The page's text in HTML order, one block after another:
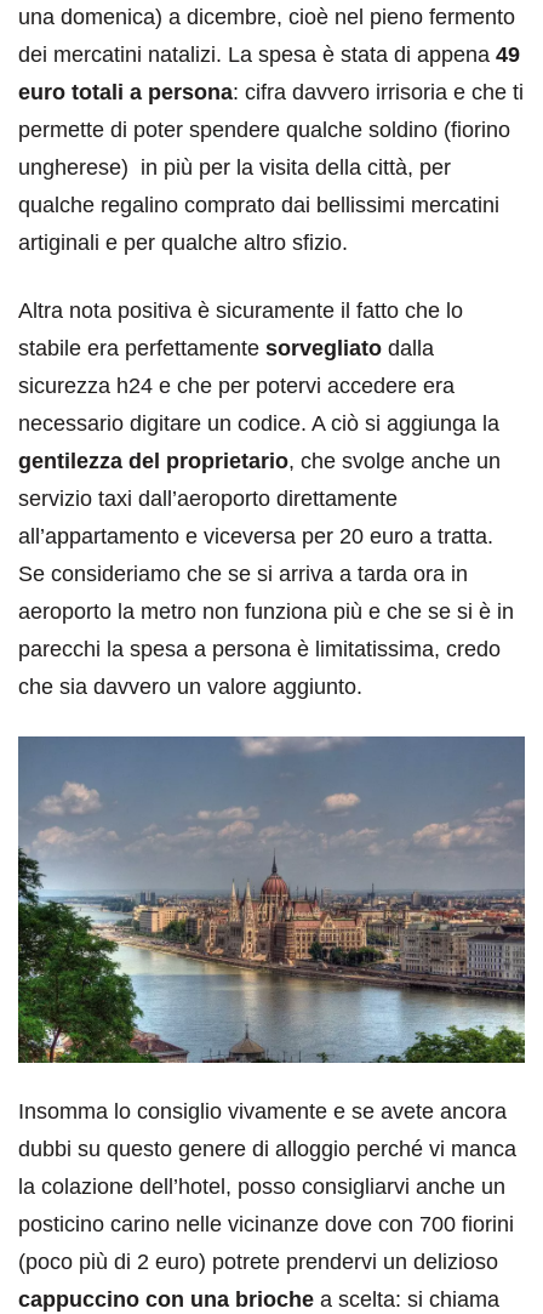
una domenica) a dicembre, cioè nel pieno fermento
dei mercatini natalizi. La spesa è stata di appena 49
euro totali a persona: cifra davvero irrisoria e che ti
permette di poter spendere qualche soldino (fiorino
ungherese) in più per la visita della città, per
qualche regalino comprato dai bellissimi mercatini
artiginali e per qualche altro sfizio.
Altra nota positiva è sicuramente il fatto che lo
stabile era perfettamente sorvegliato dalla
sicurezza h24 e che per potervi accedere era
necessario digitare un codice. A ciò si aggiunga la
gentilezza del proprietario, che svolge anche un
servizio taxi dall’aeroporto direttamente
all’appartamento e viceversa per 20 euro a tratta.
Se consideriamo che se si arriva a tarda ora in
aeroporto la metro non funziona più e che se si è in
parecchi la spesa a persona è limitatissima, credo
che sia davvero un valore aggiunto.
Insomma lo consiglio vivamente e se avete ancora
dubbi su questo genere di alloggio perché vi manca
la colazione dell’hotel, posso consigliarvi anche un
posticino carino nelle vicinanze dove con 700 fiorini
(poco più di 2 euro) potrete prendervi un delizioso
cappuccino con una brioche a scelta: si chiama